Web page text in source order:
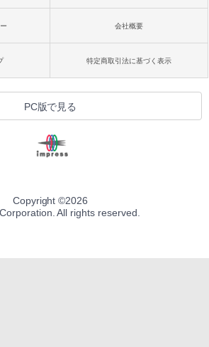
会社概要
特定商取引法に基づく表示
PC版で見る
Copyright ©2026
All rights reserved.